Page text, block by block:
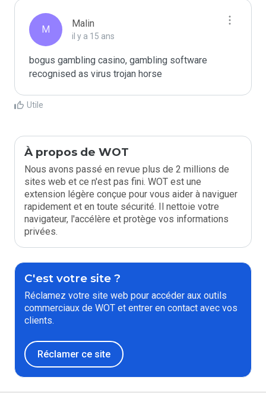
M
Malin
il y a 15 ans
bogus gambling casino, gambling software
recognised as virus trojan horse
Utile
À propos de WOT
Nous avons passé en revue plus de 2 millions de
sites web et ce n'est pas fini. WOT est une
extension légère conçue pour vous aider à naviguer
rapidement et en toute sécurité. Il nettoie votre
navigateur, l'accélère et protège vos informations
privées.
C'est votre site ?
Réclamez votre site web pour accéder aux outils
commerciaux de WOT et entrer en contact avec vos
clients.
Réclamer ce site